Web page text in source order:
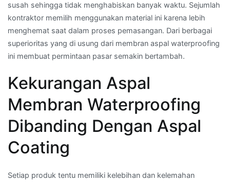
susah sehingga tidak menghabiskan banyak waktu. Sejumlah
kontraktor memilih menggunakan material ini karena lebih
menghemat saat dalam proses pemasangan. Dari berbagai
superioritas yang di usung dari membran aspal waterproofing
ini membuat permintaan pasar semakin bertambah.
Kekurangan Aspal
Membran Waterproofing
Dibanding Dengan Aspal
Coating
Setiap produk tentu memiliki kelebihan dan kelemahan